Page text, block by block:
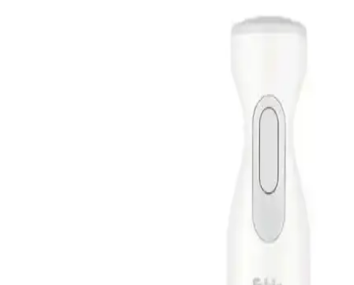
Fakir toz torbasız süpürge modelleriyle hijyen ve
fonksiyonlu modelleriyle ev temizliği artık daha kolay ve sağlıklı.
Fakir Mono Rouge ve Karaca Hüps kahve makineleri, kullanım
kolaylığı, kahve kalitesi ve tasarım açısından karşılaştırıldı.
Fakir Freelander NH 5056 Toz Torbasız Elektrikli